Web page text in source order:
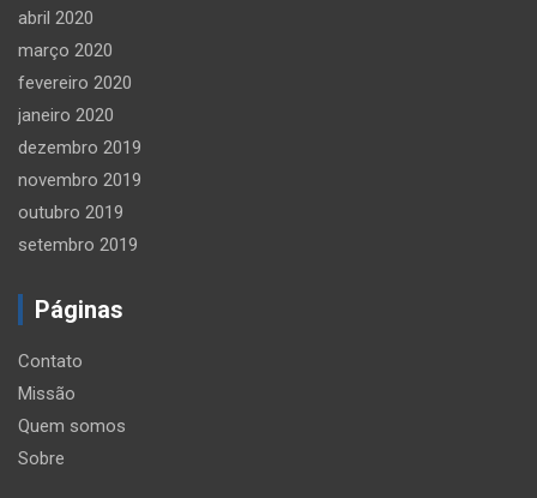
abril 2020
março 2020
fevereiro 2020
janeiro 2020
dezembro 2019
novembro 2019
outubro 2019
setembro 2019
Páginas
Contato
Missão
Quem somos
Sobre